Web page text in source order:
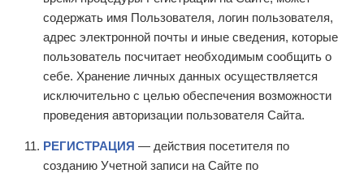
содержать имя Пользователя, логин пользователя,
адрес электронной почты и иные сведения, которые
пользователь посчитает необходимым сообщить о
себе. Хранение личных данных осуществляется
исключительно с целью обеспечения возможности
проведения авторизации пользователя Сайта.
РЕГИСТРАЦИЯ — действия посетителя по
созданию Учетной записи на Сайте по